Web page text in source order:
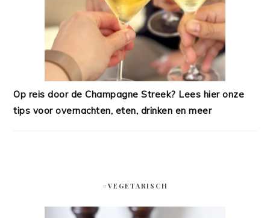
Op reis door de Champagne Streek? Lees hier onze
tips voor overnachten, eten, drinken en meer
#VEGETARISCH